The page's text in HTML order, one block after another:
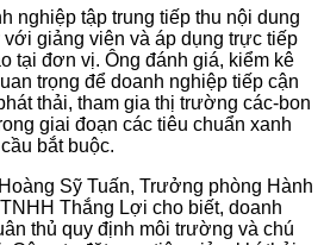
nghiệp tập trung tiếp thu nội dung
giảng viên và áp dụng trực tiếp
tại đơn vị. Ông đánh giá, kiểm kê
trọng để doanh nghiệp tiếp cận
thải, tham gia thị trường các-bon
giai đoạn các tiêu chuẩn xanh
bắt buộc.
Sỹ Tuấn, Trưởng phòng Hành
Thắng Lợi cho biết, doanh
thủ quy định môi trường và chú